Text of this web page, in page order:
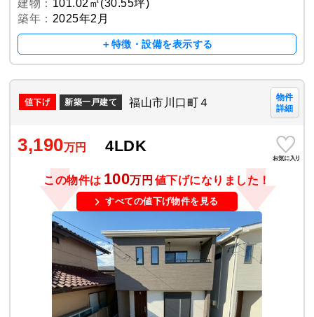
建物： 101.02㎡(30.55坪)
築年： 2025年2月
＋特徴・設備を表示する
新築一戸建て 福山市川口町４
物件
詳細
3,190万円 4LDK
この物件は 100万円 値下げになりました！
すべての値下げ物件を見る